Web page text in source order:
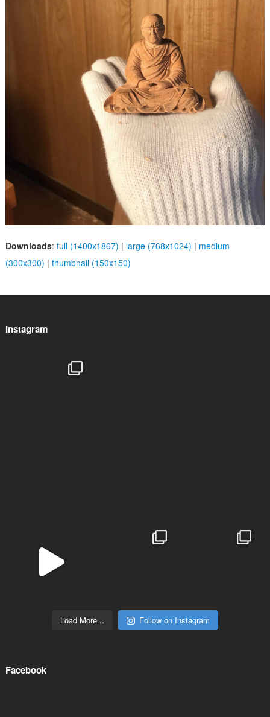
Downloads: full (1400x1867) | large (768x1024) | medium
(300x300) | thumbnail (150x150)
Instagram
Load More... Follow on Instagram
Facebook